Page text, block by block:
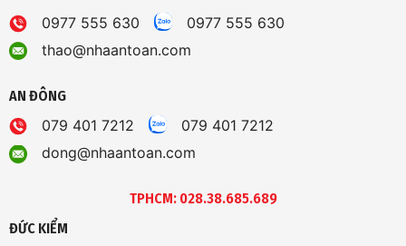
0977 555 630
0977 555 630
thao@nhaantoan.com
AN ĐÔNG
079 401 7212
079 401 7212
dong@nhaantoan.com
TPHCM: 028.38.685.689
ĐỨC KIỂM